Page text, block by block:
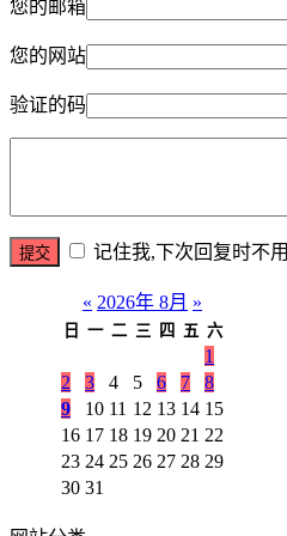
您的邮箱
您的网站
验证的码
记住我,下次回复时不
« 2026年 8月 »
日 一 二 三 四 五 六
1
2
3 4 5 6 7
8
9
10 11 12 13 14 15
16 17 18 19 20 21 22
23 24 25 26 27 28 29
30 31